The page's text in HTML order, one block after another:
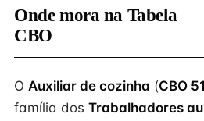
Onde mora na Tabela
CBO
O Auxiliar de cozinha (CBO
família dos Trabalhadores